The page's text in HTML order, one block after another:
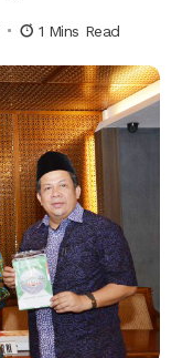
1 Mins Read